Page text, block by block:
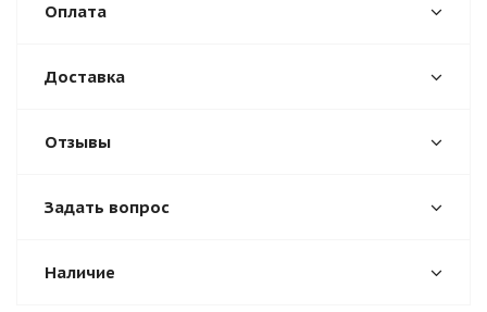
Оплата
Доставка
Отзывы
Задать вопрос
Наличие